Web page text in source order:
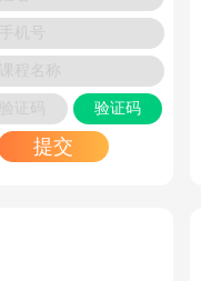
？
问呢？
验证码
提交